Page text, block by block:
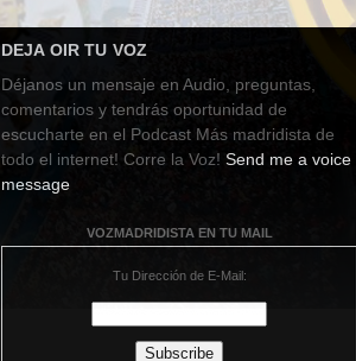
DEJA OIR TU VOZ
Déjanos un mensaje en Audio, preguntas,
comentarios y tendrás oportunidad de
escucharte en el Podcast Más madridista de
todo el internet! Corre la Voz! Send me a voice
message
VOZMADRIDISTA EN TU MAIL
Tu Dirección de E-Mail: